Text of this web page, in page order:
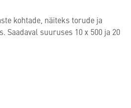
kohtade, näiteks torude ja
Saadaval suuruses 10 x 500 ja 20